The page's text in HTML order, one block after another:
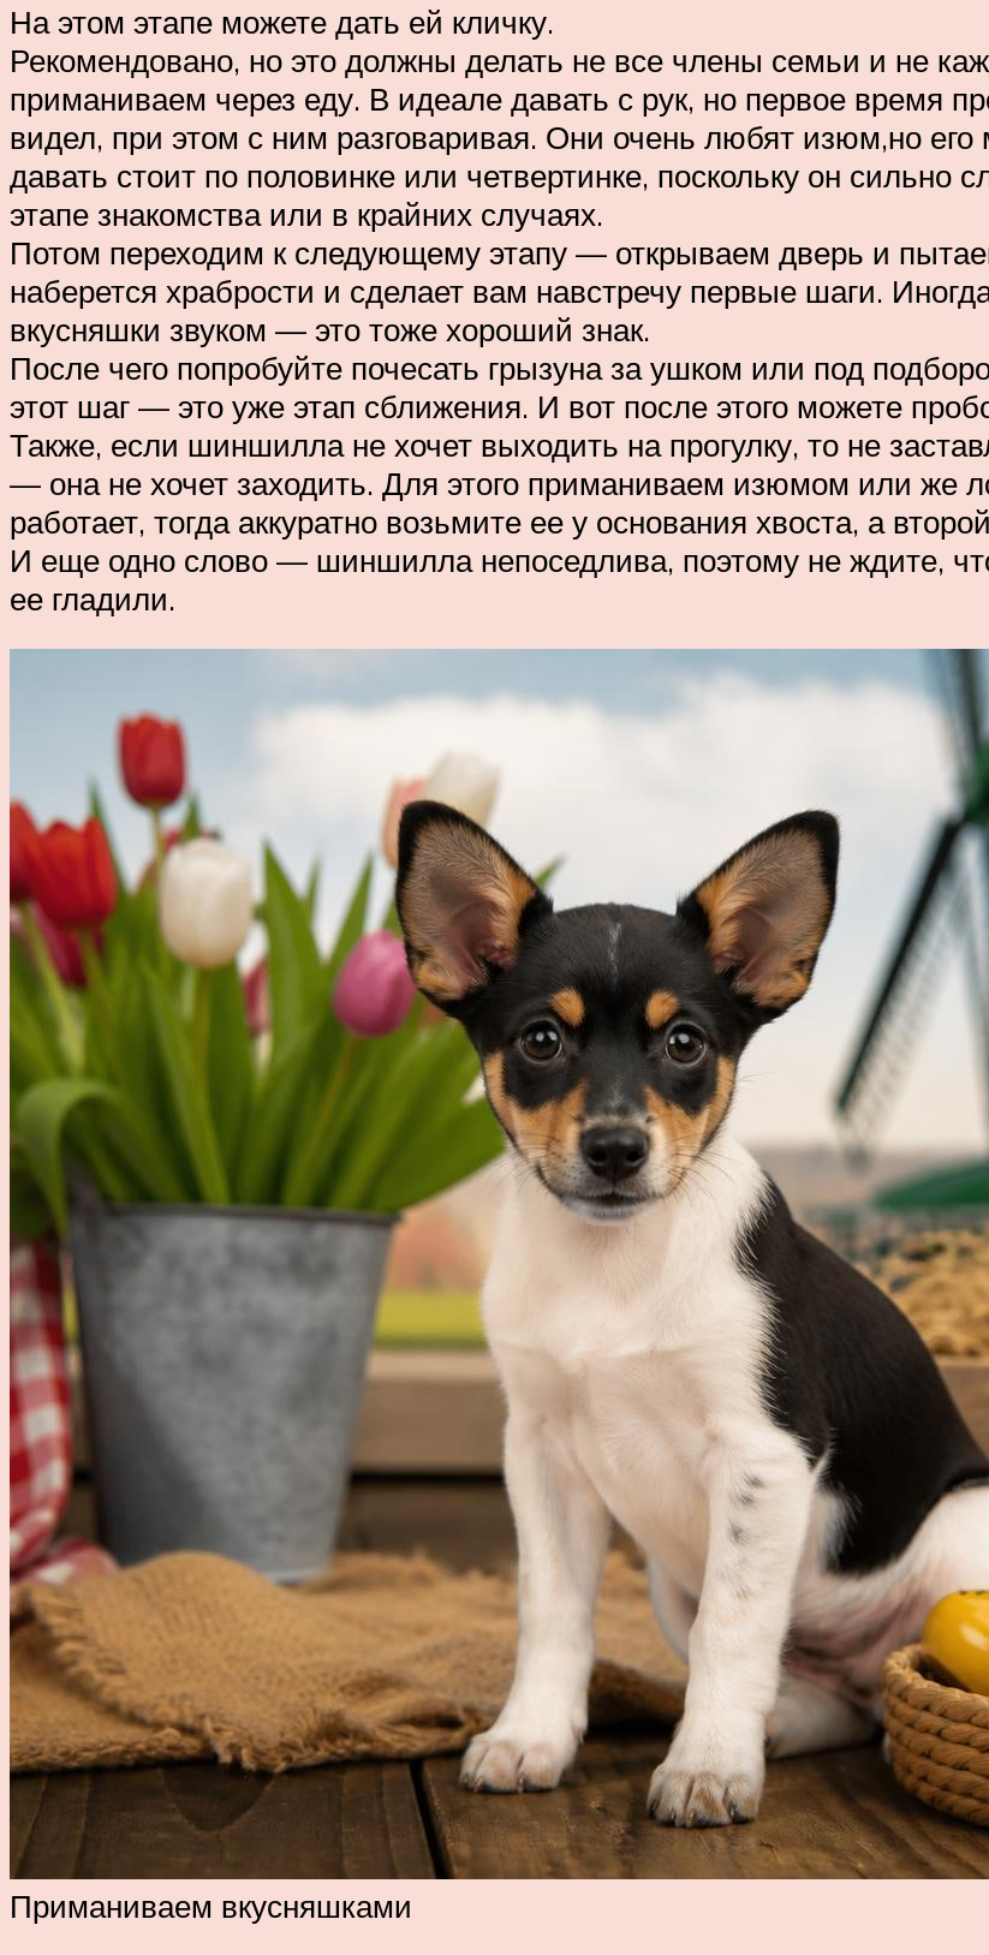
На этом этапе можете дать ей кличку.
Рекомендовано, но это должны делать не все члены семьи и не
приманиваем через еду. В идеале давать с рук, но первое время
видел, при этом с ним разговаривая. Они очень любят изюм,но
давать стоит по половинке или четвертинке, поскольку он
этапе знакомства или в крайних случаях.
Потом переходим к следующему этапу — открываем дверь и
наберется храбрости и сделает вам навстречу первые шаги.
вкусняшки звуком — это тоже хороший знак.
После чего попробуйте почесать грызуна за ушком или под
этот шаг — это уже этап сближения. И вот после этого можете
Также, если шиншилла не хочет выходить на прогулку, то не
— она не хочет заходить. Для этого приманиваем изюмом или же
работает, тогда аккуратно возьмите ее у основания хвоста, а
И еще одно слово — шиншилла непоседлива, поэтому не ждите,
ее гладили.
Приманиваем вкусняшками